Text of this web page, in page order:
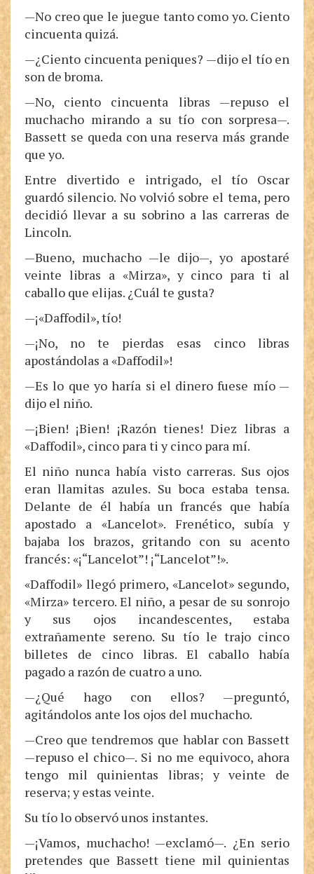
—No creo que le juegue tanto como yo. Ciento
cincuenta quizá.
—¿Ciento cincuenta peniques? —dijo el tío en
son de broma.
—No, ciento cincuenta libras —repuso el
muchacho mirando a su tío con sorpresa—.
Bassett se queda con una reserva más grande
que yo.
Entre divertido e intrigado, el tío Oscar
guardó silencio. No volvió sobre el tema, pero
decidió llevar a su sobrino a las carreras de
Lincoln.
—Bueno, muchacho —le dijo—, yo apostaré
veinte libras a «Mirza», y cinco para ti al
caballo que elijas. ¿Cuál te gusta?
—¡«Daffodil», tío!
—¡No, no te pierdas esas cinco libras
apostándolas a «Daffodil»!
—Es lo que yo haría si el dinero fuese mío —
dijo el niño.
—¡Bien! ¡Bien! ¡Razón tienes! Diez libras a
«Daffodil», cinco para ti y cinco para mí.
El niño nunca había visto carreras. Sus ojos
eran llamitas azules. Su boca estaba tensa.
Delante de él había un francés que había
apostado a «Lancelot». Frenético, subía y
bajaba los brazos, gritando con su acento
francés: «¡“Lancelot”! ¡“Lancelot”!».
«Daffodil» llegó primero, «Lancelot» segundo,
«Mirza» tercero. El niño, a pesar de su sonrojo
y sus ojos incandescentes, estaba
extrañamente sereno. Su tío le trajo cinco
billetes de cinco libras. El caballo había
pagado a razón de cuatro a uno.
—¿Qué hago con ellos? —preguntó,
agitándolos ante los ojos del muchacho.
—Creo que tendremos que hablar con Bassett
—repuso el chico—. Si no me equivoco, ahora
tengo mil quinientas libras; y veinte de
reserva; y estas veinte.
Su tío lo observó unos instantes.
—¡Vamos, muchacho! —exclamó—. ¿En serio
pretendes que Bassett tiene mil quinientas